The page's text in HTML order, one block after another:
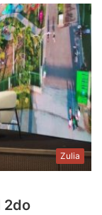
Zulia
2do